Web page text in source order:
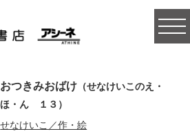
おつきみおばけ （せなけいこのえ・
ほ・ん １３）
せなけいこ／作・絵